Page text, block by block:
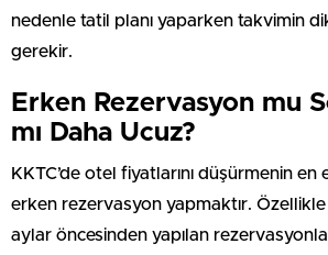
nedenle tatil planı yaparken takvimin
gerekir.
Erken Rezervasyon mu
mı Daha Ucuz?
KKTC’de otel fiyatlarını düşürmenin en
erken rezervasyon yapmaktır.
aylar öncesinden yapılan